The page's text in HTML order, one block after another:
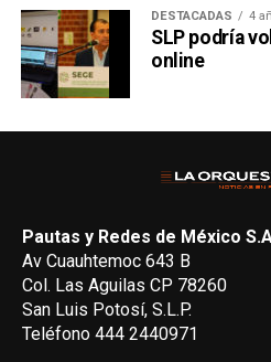
DESTACADAS 4
SLP podría
online
Pautas y Redes de México
Av Cuauhtemoc 643 B
Col. Las Aguilas CP 78260
San Luis Potosí, S.L.P.
Teléfono 444 2440971